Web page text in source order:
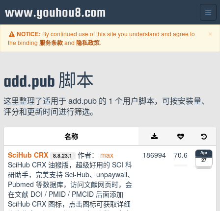
www.youhou8.com
×
NOTICE: By continued use of this site you understand and agree to
the binding 服务条款and 隐私政策.
add.pub 脚本
这里整理了适用于 add.pub 的 1 个用户脚本，可按安装量、
评分和更新时间进行筛选。
名称
SciHub CRX
8.8.23.1 作者： max
SciHub CRX 油猴版，超级好用的 SCI 科
研助手，完美支持 Sci-Hub、unpaywall、
Pubmed 等数据库，访问文献网页时，会
在文献 DOI / PMID / PMCID 后面添加
SciHub CRX 图标，点击图标可获取详细
186994 70.6 Apr
27